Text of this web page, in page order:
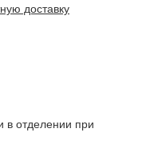
доставку
в отделении при